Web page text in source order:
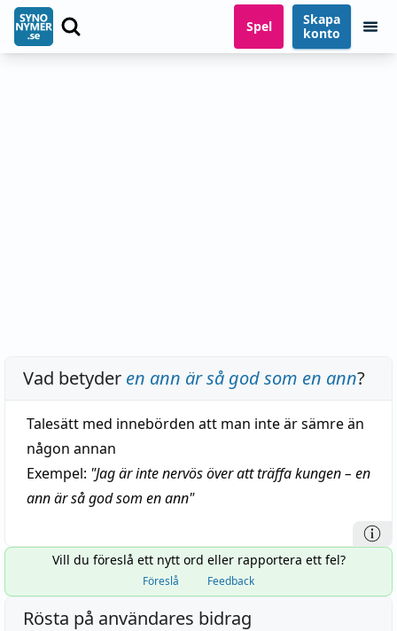
Spel
Skapa
konto
Vad betyder en ann är så god som en ann?
Talesätt med innebörden att man inte är sämre än
någon annan
Exempel: "Jag är inte nervös över att träffa kungen – en
ann är så god som en ann"
Vill du föreslå ett nytt ord eller rapportera ett fel?
Föreslå Feedback
Rösta på användares bidrag